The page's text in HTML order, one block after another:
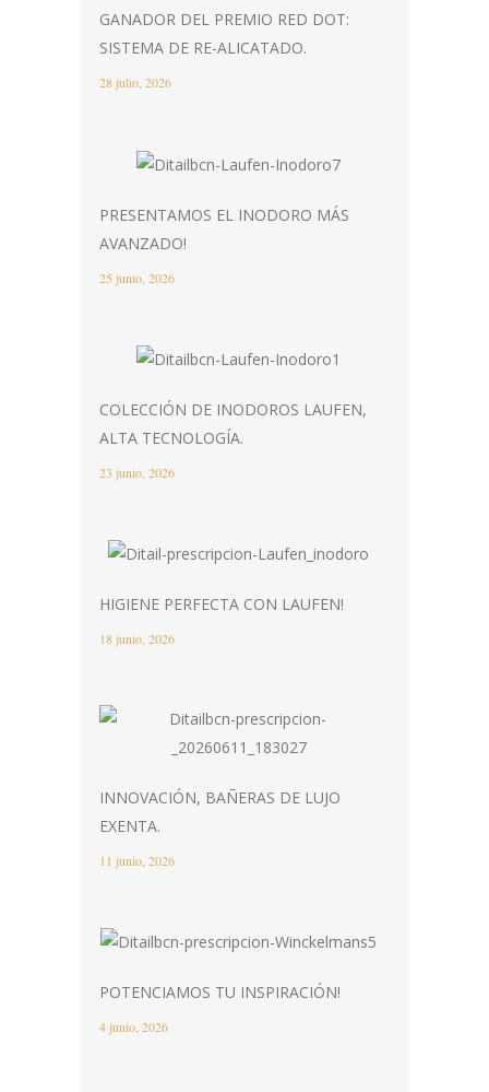
GANADOR DEL PREMIO RED DOT:
SISTEMA DE RE-ALICATADO.
28 julio, 2026
PRESENTAMOS EL INODORO MÁS
AVANZADO!
25 junio, 2026
COLECCIÓN DE INODOROS LAUFEN,
ALTA TECNOLOGÍA.
23 junio, 2026
HIGIENE PERFECTA CON LAUFEN!
18 junio, 2026
INNOVACIÓN, BAÑERAS DE LUJO
EXENTA.
11 junio, 2026
POTENCIAMOS TU INSPIRACIÓN!
4 junio, 2026